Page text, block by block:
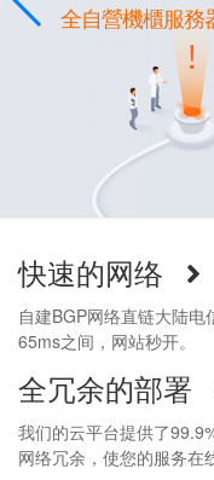
全自營機櫃服務
快速的网络
自建BGP网络直链大陆
65ms之间，网站秒开。
全冗余的部署
我们的云平台提供了
网络冗余，使您的服务在